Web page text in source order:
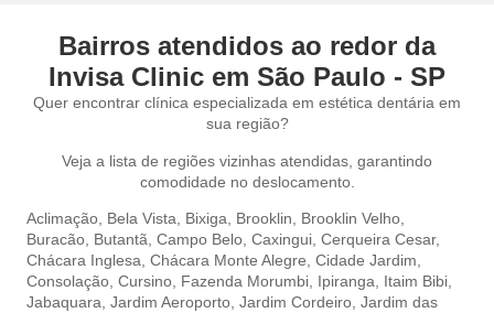
Bairros atendidos ao redor da
Invisa Clinic em São Paulo - SP
Quer encontrar clínica especializada em estética dentária em
sua região?
Veja a lista de regiões vizinhas atendidas, garantindo
comodidade no deslocamento.
Aclimação, Bela Vista, Bixiga, Brooklin, Brooklin Velho,
Buracão, Butantã, Campo Belo, Caxingui, Cerqueira Cesar,
Chácara Inglesa, Chácara Monte Alegre, Cidade Jardim,
Consolação, Cursino, Fazenda Morumbi, Ipiranga, Itaim Bibi,
Jabaquara, Jardim Aeroporto, Jardim Cordeiro, Jardim das